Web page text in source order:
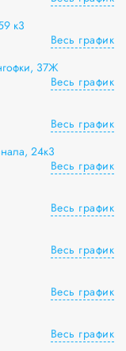
к3
Весь график
37Ж
Весь график
Весь график
24к3
Весь график
Весь график
Весь график
Весь график
Весь график